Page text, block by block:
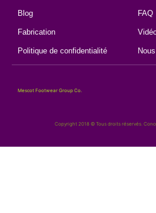
Blog
Fabrication
Politique de confidentialité
FAQ
Mescot Footwear Group Co.
Copyright 2018 © Tous droits réservés.